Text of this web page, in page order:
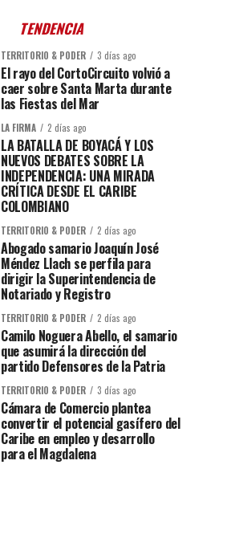
TENDENCIA
TERRITORIO & PODER 3 días ago
El rayo del CortoCircuito volvió a
caer sobre Santa Marta durante
las Fiestas del Mar
LA FIRMA 2 días ago
LA BATALLA DE BOYACÁ Y LOS
NUEVOS DEBATES SOBRE LA
INDEPENDENCIA: UNA MIRADA
CRÍTICA DESDE EL CARIBE
COLOMBIANO
TERRITORIO & PODER 2 días ago
Abogado samario Joaquín José
Méndez Llach se perfila para
dirigir la Superintendencia de
Notariado y Registro
TERRITORIO & PODER 2 días ago
Camilo Noguera Abello, el samario
que asumirá la dirección del
partido Defensores de la Patria
TERRITORIO & PODER 3 días ago
Cámara de Comercio plantea
convertir el potencial gasífero del
Caribe en empleo y desarrollo
para el Magdalena